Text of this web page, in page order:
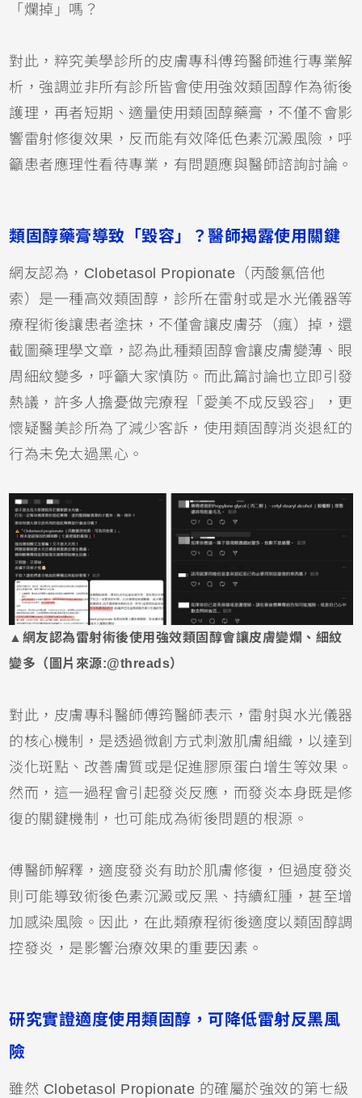
「爛掉」嗎？
對此，粹究美學診所的皮膚專科傅筠醫師進行專業解
析，強調並非所有診所皆會使用強效類固醇作為術後
護理，再者短期、適量使用類固醇藥膏，不僅不會影
響雷射修復效果，反而能有效降低色素沉澱風險，呼
籲患者應理性看待專業，有問題應與醫師諮詢討論。
類固醇藥膏導致「毀容」？醫師揭露使用關鍵
網友認為，Clobetasol Propionate（丙酸氯倍他
索）是一種高效類固醇，診所在雷射或是水光儀器等
療程術後讓患者塗抹，不僅會讓皮膚芬（瘋）掉，還
截圖藥理學文章，認為此種類固醇會讓皮膚變薄、眼
周細紋變多，呼籲大家慎防。而此篇討論也立即引發
熱議，許多人擔憂做完療程「愛美不成反毀容」，更
懷疑醫美診所為了減少客訴，使用類固醇消炎退紅的
行為未免太過黑心。
▲網友認為雷射術後使用強效類固醇會讓皮膚變爛、細紋
變多（圖片來源:@threads）
對此，皮膚專科醫師傅筠醫師表示，雷射與水光儀器
的核心機制，是透過微創方式刺激肌膚組織，以達到
淡化斑點、改善膚質或是促進膠原蛋白增生等效果。
然而，這一過程會引起發炎反應，而發炎本身既是修
復的關鍵機制，也可能成為術後問題的根源。
傅醫師解釋，適度發炎有助於肌膚修復，但過度發炎
則可能導致術後色素沉澱或反黑、持續紅腫，甚至增
加感染風險。因此，在此類療程術後適度以類固醇調
控發炎，是影響治療效果的重要因素。
研究實證適度使用類固醇，可降低雷射反黑風
險
雖然 Clobetasol Propionate 的確屬於強效的第七級